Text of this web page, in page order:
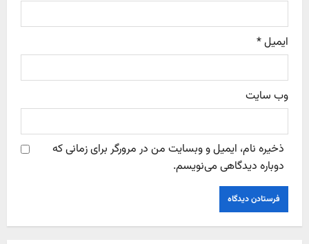
ایمیل*
وب‌ سایت
ذخیره نام، ایمیل و وبسایت من در مرورگر برای زمانی که
دوباره دیدگاهی می‌نویسم.